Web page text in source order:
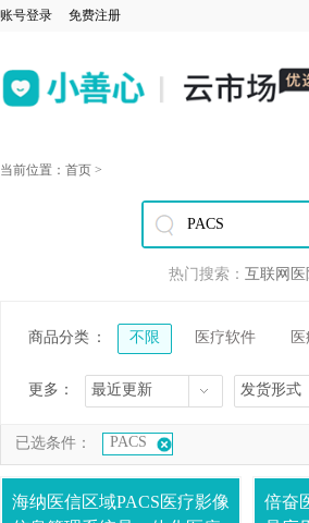
账号登录 免费注册
当前位置： 首页 >
热门搜索： 互联网医
商品分类 ： 不限 医疗软件
更多： 最近更新 发货形式
已选条件： PACS
海纳医信区域PACS医疗影像
倍奋